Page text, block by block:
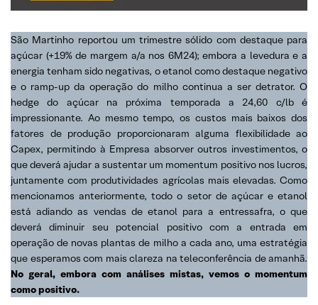
São Martinho reportou um trimestre sólido com destaque para
açúcar (+19% de margem a/a nos 6M24); embora a levedura e a
energia tenham sido negativas, o etanol como destaque negativo
e o ramp-up da operação do milho continua a ser detrator. O
hedge do açúcar na próxima temporada a 24,60 c/lb é
impressionante. Ao mesmo tempo, os custos mais baixos dos
fatores de produção proporcionaram alguma flexibilidade ao
Capex, permitindo à Empresa absorver outros investimentos, o
que deverá ajudar a sustentar um momentum positivo nos lucros,
juntamente com produtividades agrícolas mais elevadas. Como
mencionamos anteriormente, todo o setor de açúcar e etanol
está adiando as vendas de etanol para a entressafra, o que
deverá diminuir seu potencial positivo com a entrada em
operação de novas plantas de milho a cada ano, uma estratégia
que esperamos com mais clareza na teleconferência de amanhã.
No geral, embora com análises mistas, vemos o momentum
como positivo.